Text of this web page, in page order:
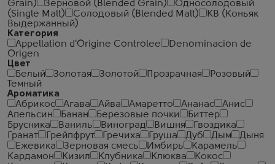
Grain)
Зерновой (Blended Grain)
Односолодовый
(Single Malt)
Солодовый (Blended Malt)
КВ (Коньяк
Выдержанный)
Категория
Appellation d'Origine Controlee
Denominacion de
Origen
Цвет
Белый
Золотая Золотой Прозрачная
Розовый
Темный
Ароматика
Абрикос
Агава Айва Амаретто Ананас
Анис
Апельсин
Банан Березовые почки
Биттер
Брусника
Ваниль Виноград Вишня
Гвоздика
Гранат
Грейпфрут Гречиха Груша Дуб Дым
Дыня
Ежевика
Зерновая смесь Имбирь
Карамель
Кардамон
Кизил Клубника Клюква
Кокос